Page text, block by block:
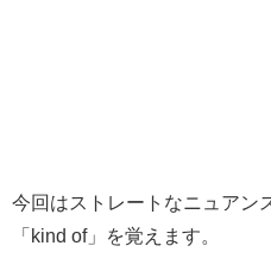
今回はストレートなニュアン
「kind of」
を覚えます。